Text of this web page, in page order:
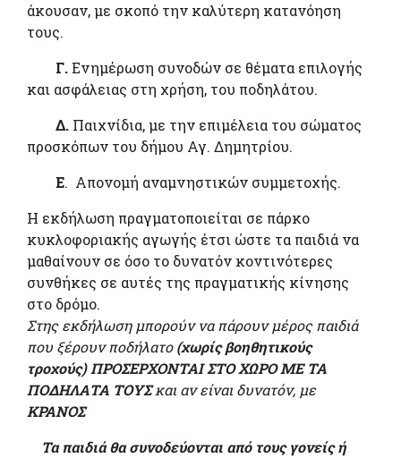
άκουσαν, με σκοπό την καλύτερη κατανόηση
τους.
Γ.Ενημέρωση συνοδών σε θέματα επιλογής
και ασφάλειας στη χρήση, του ποδηλάτου.
Δ. Παιχνίδια, με την επιμέλεια του σώματος
προσκόπων του δήμου Αγ. Δημητρίου.
Ε. Απονομή αναμνηστικών συμμετοχής.
Η εκδήλωση πραγματοποιείται σε πάρκο
κυκλοφοριακής αγωγής έτσι ώστε τα παιδιά να
μαθαίνουν σε όσο το δυνατόν κοντινότερες
συνθήκες σε αυτές της πραγματικής κίνησης
στο δρόμο.
Στης εκδήλωση μπορούν να πάρουν μέρος παιδιά
που ξέρουν ποδήλατο(χωρίς βοηθητικούς
τροχούς) ΠΡΟΣΕΡΧΟΝΤΑΙ ΣΤΟ ΧΩΡΟΜΕ ΤΑ
ΠΟΔΗΛΑΤΑ ΤΟΥΣκαι αν είναι δυνατόν, με
ΚΡΑΝΟΣ
Τα παιδιά θα συνοδεύονται από τους γονείς ή